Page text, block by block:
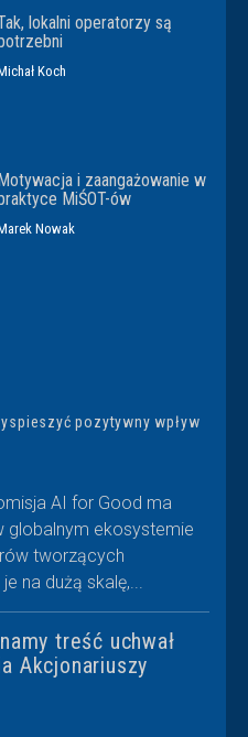
lokalni operatorzy są
Koch
Motywacja i zaangażowanie w
MiŚOT-ów
Nowak
pozytywny wpływ
AI for Good ma
globalnym ekosystemie
tworzących
na dużą skalę,...
treść uchwał
Akcjonariuszy